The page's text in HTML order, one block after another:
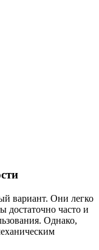
вариант. Они легко
достаточно часто и
Однако,